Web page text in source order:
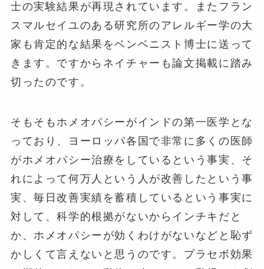
士の実験結果が再現されています。またフラン
スマルセイユのある研究所のアレルギー学の大
家も肯定的な結果をベンベニスト博士に送って
きます。ですからネイチャーも論文掲載に踏み
切ったのです。
そもそもホメオパシーがインドの第一医学とな
っており、ヨーロッパ各国で非常に多くの医師
がホメオパシー治療をしているという事実、そ
れによって何万人という人が改善したという事
実、毎日改善実績を蓄積しているという事実に
対して、科学的根拠がないからインチキだと
か、ホメオパシーが効くわけがないなどと恥ず
かしくて言えないと思うのです。プラセボ効果